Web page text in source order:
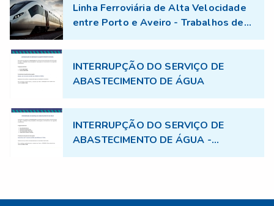
Linha Ferroviária de Alta Velocidade
entre Porto e Aveiro - Trabalhos de
topografia no âmbito do projecto TGV
INTERRUPÇÃO DO SERVIÇO DE
ABASTECIMENTO DE ÁGUA
INTERRUPÇÃO DO SERVIÇO DE
ABASTECIMENTO DE ÁGUA -
17.07.2026